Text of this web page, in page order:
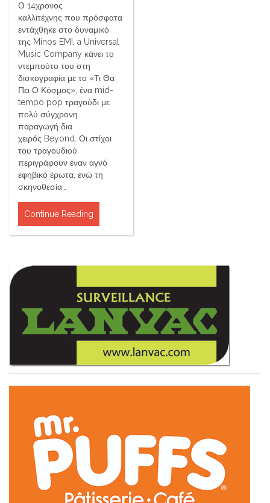
Ο 14χρονος
καλλιτέχνης που πρόσφατα
εντάχθηκε στο δυναμικό
της Minos EMI, a Universal
Music Company κάνει το
ντεμπούτο του στη
δισκογραφία με το «Τι Θα
Πει Ο Κόσμος», ένα mid-
tempo pop τραγούδι με
πολύ σύγχρονη
παραγωγή δια
χειρός Beyond. Οι στίχοι
του τραγουδιού
περιγράφουν έναν αγνό
εφηβικό έρωτα, ενώ τη
σκηνοθεσία…
Continue Reading